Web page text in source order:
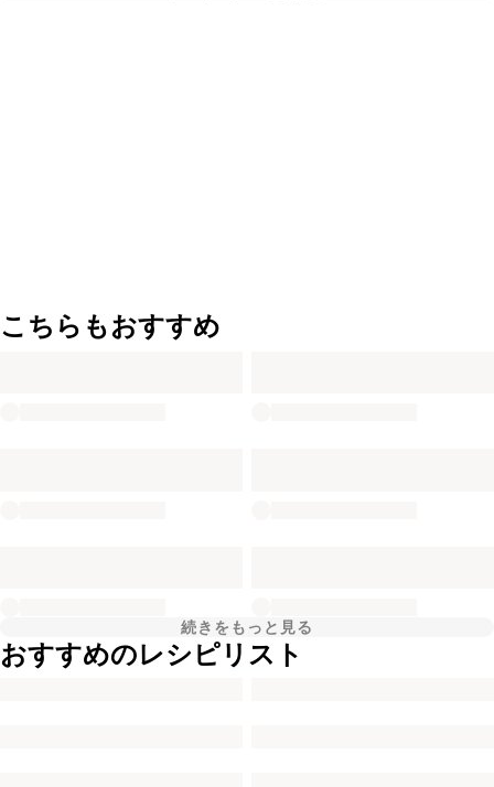
こちらもおすすめ
続きをもっと見る
おすすめのレシピリスト